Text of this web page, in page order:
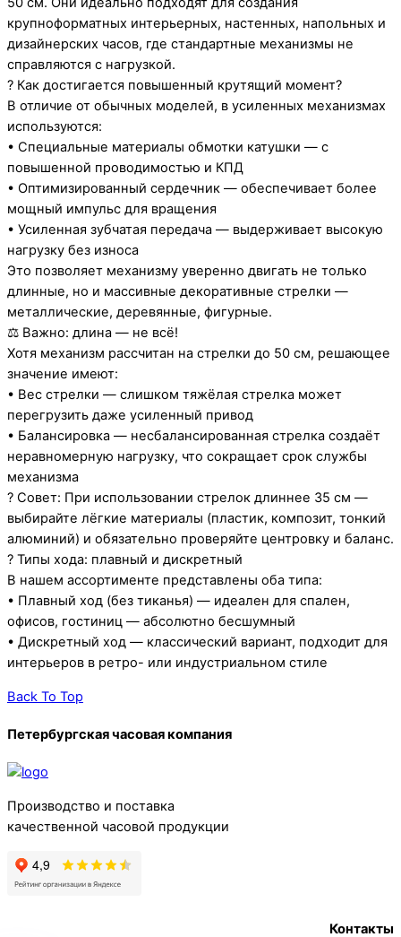
крупноформатных интерьерных, настенных, напольных и
дизайнерских часов, где стандартные механизмы не
справляются с нагрузкой.
? Как достигается повышенный крутящий момент?
В отличие от обычных моделей, в усиленных механизмах
используются:
• Специальные материалы обмотки катушки — с
повышенной проводимостью и КПД
• Оптимизированный сердечник — обеспечивает более
мощный импульс для вращения
• Усиленная зубчатая передача — выдерживает высокую
нагрузку без износа
Это позволяет механизму уверенно двигать не только
длинные, но и массивные декоративные стрелки —
металлические, деревянные, фигурные.
⚖️ Важно: длина — не всё!
Хотя механизм рассчитан на стрелки до 50 см, решающее
значение имеют:
• Вес стрелки — слишком тяжёлая стрелка может
перегрузить даже усиленный привод
• Балансировка — несбалансированная стрелка создаёт
неравномерную нагрузку, что сокращает срок службы
механизма
? Совет: При использовании стрелок длиннее 35 см —
выбирайте лёгкие материалы (пластик, композит, тонкий
алюминий) и обязательно проверяйте центровку и баланс.
? Типы хода: плавный и дискретный
В нашем ассортименте представлены оба типа:
• Плавный ход (без тиканья) — идеален для спален,
офисов, гостиниц — абсолютно бесшумный
• Дискретный ход — классический вариант, подходит для
интерьеров в ретро- или индустриальном стиле
Back To Top
Петербургская часовая компания
Производство и поставка
качественной часовой продукции
Контакты